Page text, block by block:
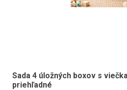
Sada 4 úložných boxov s
priehľadné